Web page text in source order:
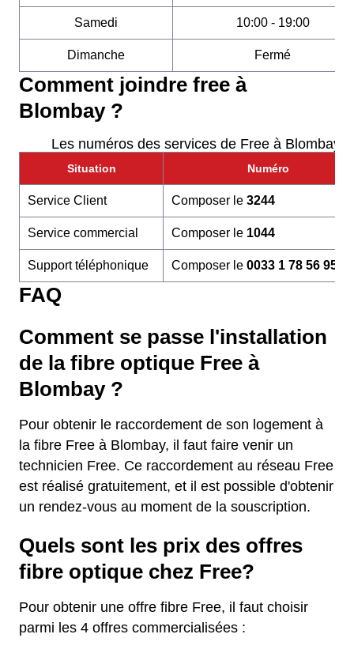
Samedi 10:00 - 19:00
Dimanche Fermé
Comment joindre free à
Blombay ?
Les numéros des services de Free à Blombay
Situation Numéro
Service Client Composer le 3244
Service commercial Composer le 1044
Support téléphonique Composer le 0033 1 78 56 95 60
FAQ
Comment se passe l'installation
de la fibre optique Free à
Blombay ?
Pour obtenir le raccordement de son logement à
la fibre Free à Blombay, il faut faire venir un
technicien Free. Ce raccordement au réseau Free
est réalisé gratuitement, et il est possible d'obtenir
un rendez-vous au moment de la souscription.
Quels sont les prix des offres
fibre optique chez Free?
Pour obtenir une offre fibre Free, il faut choisir
parmi les 4 offres commercialisées :